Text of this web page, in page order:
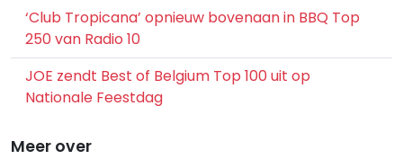
‘Club Tropicana’ opnieuw bovenaan in BBQ Top
250 van Radio 10
JOE zendt Best of Belgium Top 100 uit op
Nationale Feestdag
Meer over